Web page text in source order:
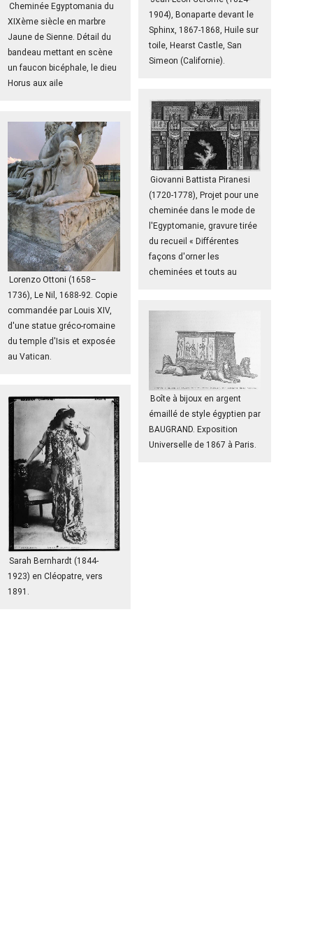
Cheminée Egyptomania du
XIXème siècle en marbre
Jaune de Sienne. Détail du
bandeau mettant en scène
un faucon bicéphale, le dieu
Horus aux aile
Lorenzo Ottoni (1658–
1736), Le Nil, 1688-92. Copie
commandée par Louis XIV,
d'une statue gréco-romaine
du temple d'Isis et exposée
au Vatican.
Sarah Bernhardt (1844-
1923) en Cléopatre, vers
1891.
1904), Bonaparte devant le
Sphinx, 1867-1868, Huile sur
toile, Hearst Castle, San
Simeon (Californie).
Giovanni Battista Piranesi
(1720-1778), Projet pour une
cheminée dans le mode de
l'Egyptomanie, gravure tirée
du recueil « Différentes
façons d'orner les
cheminées et touts au
Boîte à bijoux en argent
émaillé de style égyptien par
BAUGRAND. Exposition
Universelle de 1867 à Paris.